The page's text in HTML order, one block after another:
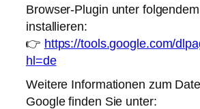
Browser-Plugin unter
installieren:
👉 https://tools.google.com/
hl=de
Weitere Informationen zum
Google finden Sie unter: